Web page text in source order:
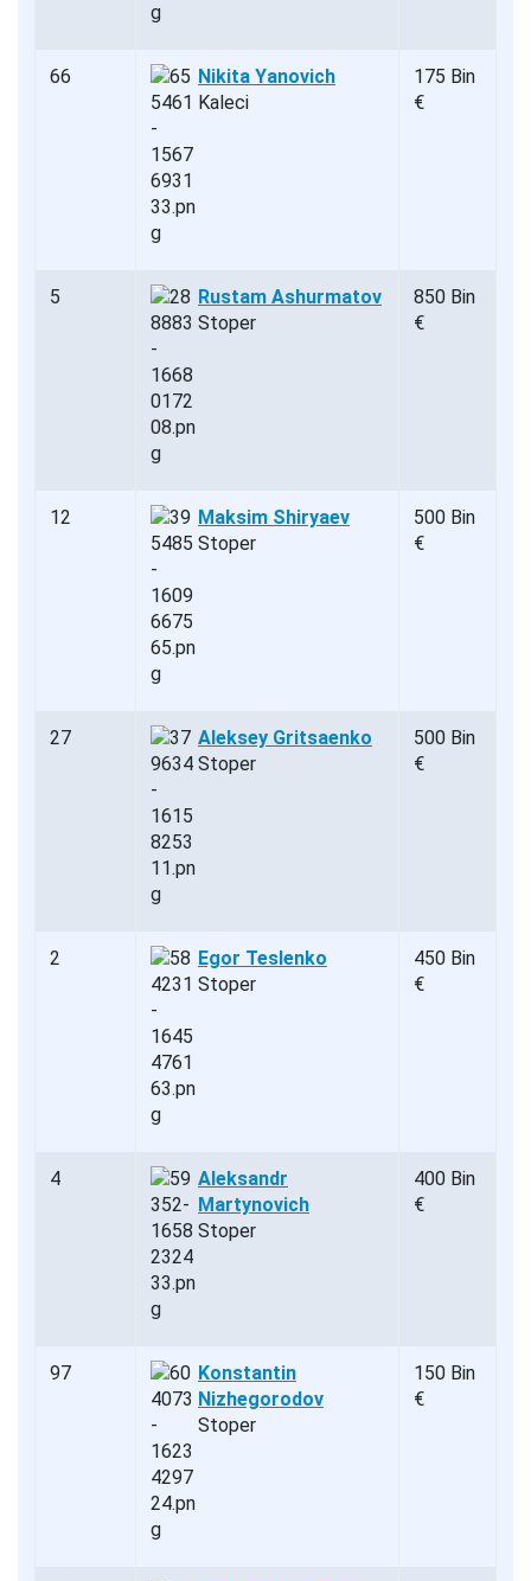
66
Nikita Yanovich
Kaleci
175 Bin
€
5
Rustam Ashurmatov
Stoper
850 Bin
€
12
Maksim Shiryaev
Stoper
500 Bin
€
27
Aleksey Gritsaenko
Stoper
500 Bin
€
2
Egor Teslenko
Stoper
450 Bin
€
4
Aleksandr
Martynovich
Stoper
400 Bin
€
97
Konstantin
Nizhegorodov
Stoper
150 Bin
€